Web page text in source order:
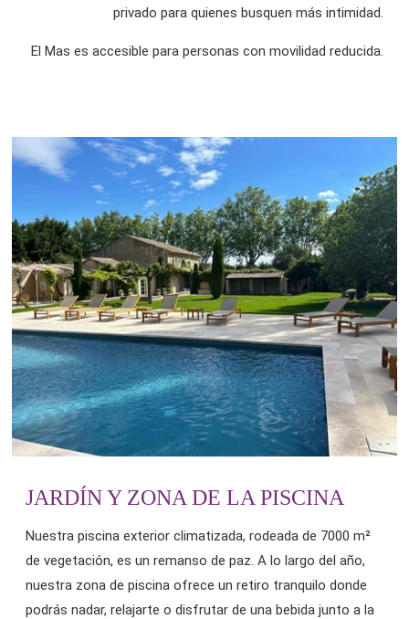
privado para quienes busquen más intimidad.
El Mas es accesible para personas con movilidad reducida.
JARDÍN Y ZONA DE LA PISCINA
Nuestra piscina exterior climatizada, rodeada de 7000 m²
de vegetación, es un remanso de paz. A lo largo del año,
nuestra zona de piscina ofrece un retiro tranquilo donde
podrás nadar, relajarte o disfrutar de una bebida junto a la